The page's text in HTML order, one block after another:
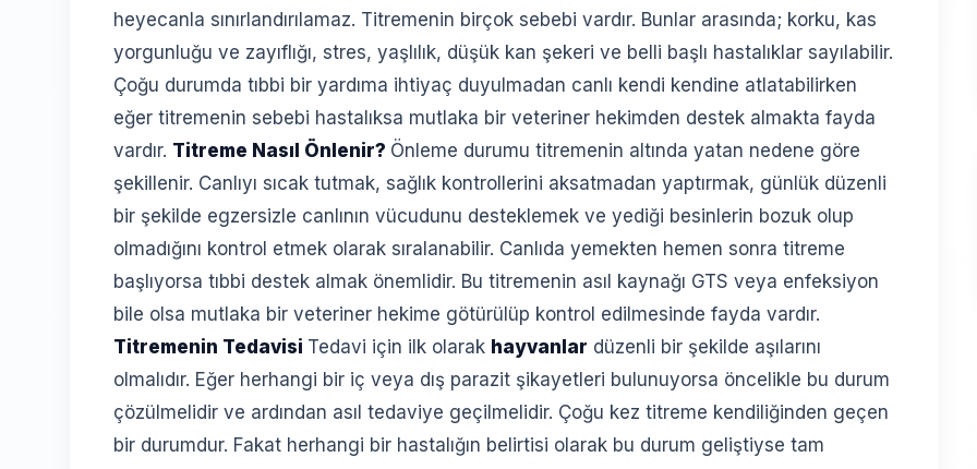
heyecanla sınırlandırılamaz. Titremenin birçok sebebi vardır. Bunlar arasında; korku, kas
yorgunluğu ve zayıflığı, stres, yaşlılık, düşük kan şekeri ve belli başlı hastalıklar sayılabilir.
Çoğu durumda tıbbi bir yardıma ihtiyaç duyulmadan canlı kendi kendine atlatabilirken
eğer titremenin sebebi hastalıksa mutlaka bir veteriner hekimden destek almakta fayda
vardır. Titreme Nasıl Önlenir? Önleme durumu titremenin altında yatan nedene göre
şekillenir. Canlıyı sıcak tutmak, sağlık kontrollerini aksatmadan yaptırmak, günlük düzenli
bir şekilde egzersizle canlının vücudunu desteklemek ve yediği besinlerin bozuk olup
olmadığını kontrol etmek olarak sıralanabilir. Canlıda yemekten hemen sonra titreme
başlıyorsa tıbbi destek almak önemlidir. Bu titremenin asıl kaynağı GTS veya enfeksiyon
bile olsa mutlaka bir veteriner hekime götürülüp kontrol edilmesinde fayda vardır.
Titremenin Tedavisi Tedavi için ilk olarak hayvanlar düzenli bir şekilde aşılarını
olmalıdır. Eğer herhangi bir iç veya dış parazit şikayetleri bulunuyorsa öncelikle bu durum
çözülmelidir ve ardından asıl tedaviye geçilmelidir. Çoğu kez titreme kendiliğinden geçen
bir durumdur. Fakat herhangi bir hastalığın belirtisi olarak bu durum geliştiyse tam